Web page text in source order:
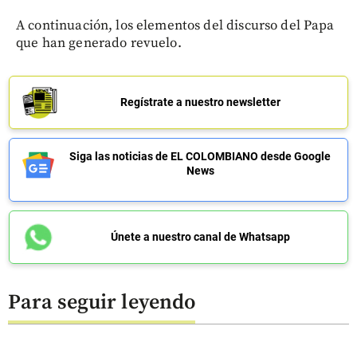
A continuación, los elementos del discurso del Papa
que han generado revuelo.
Regístrate a nuestro newsletter
Siga las noticias de EL COLOMBIANO desde Google
News
Únete a nuestro canal de Whatsapp
Para seguir leyendo